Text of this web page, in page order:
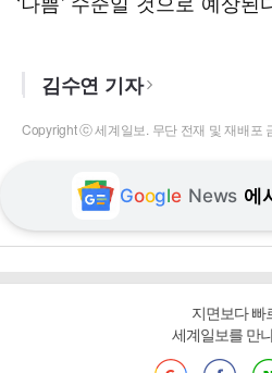
김수연 기자
Copyright ⓒ 세계일보. 무단 전재 및 재배포
Google News 에
지면보다 빠
세계일보를 만